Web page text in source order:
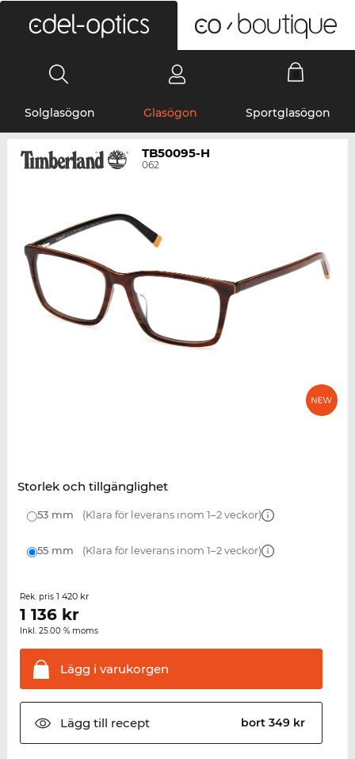
Solglasögon Glasögon Sportglasögon
TB50095-H
062
Storlek och tillgänglighet
53 mm (Klara för leverans inom 1–2 veckor)
55 mm (Klara för leverans inom 1–2 veckor)
Rek. pris 1 420 kr
1 136kr
Inkl. 25.00 % moms
Lägg i varukorgen
Lägg till recept bort 349 kr